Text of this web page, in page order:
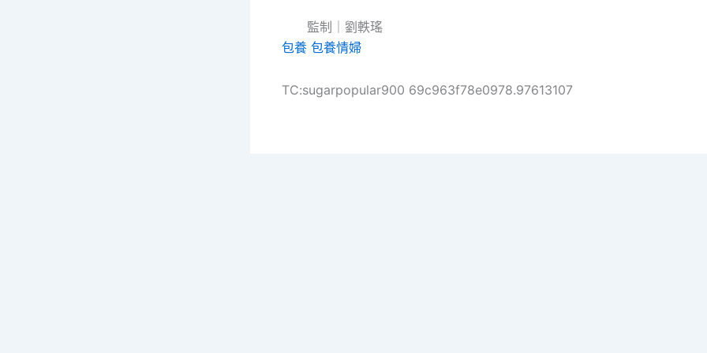
監制｜劉軼瑤
包養 包養情婦
TC:sugarpopular900 69c963f78e0978.97613107